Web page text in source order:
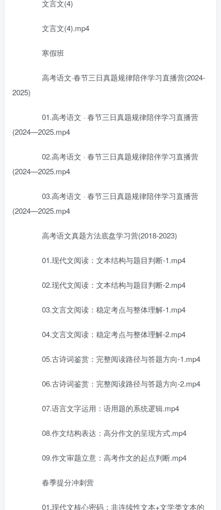
文言文(4)
文言文(4).mp4
寒假班
高考语文·春节三日真题规律陪伴学习直播营(2024-
2025)
01.高考语文 · 春节三日真题规律陪伴学习直播营
(2024—2025.mp4
02.高考语文 · 春节三日真题规律陪伴学习直播营
(2024—2025.mp4
03.高考语文 · 春节三日真题规律陪伴学习直播营
(2024—2025.mp4
高考语文真题方法底盘学习营(2018-2023)
01.现代文阅读：文本结构与题目判断-1.mp4
02.现代文阅读：文本结构与题目判断-2.mp4
03.文言文阅读：稳定考点与整体理解-1.mp4
04.文言文阅读：稳定考点与整体理解-2.mp4
05.古诗词鉴赏：完整阅读路径与答题方向-1.mp4
06.古诗词鉴赏：完整阅读路径与答题方向-2.mp4
07.语言文字运用：语用题的系统逻辑.mp4
08.作文结构表达：高分作文的呈现方式.mp4
09.作文审题立意：高考作文的起点判断.mp4
春季提分冲刺营
01.现代文核心密码：非连续性文本+文学类文本的